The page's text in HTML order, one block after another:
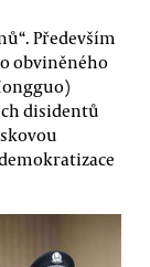
Především
obviněného
disidentů